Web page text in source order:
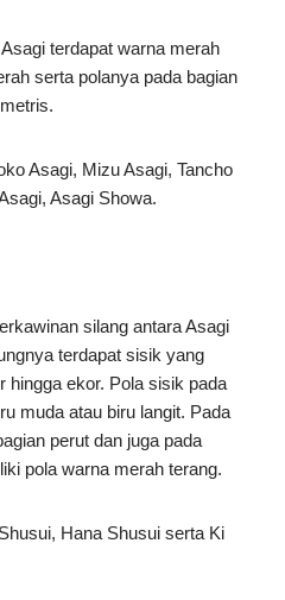
terdapat warna merah
serta polanya pada bagian
Asagi, Mizu Asagi, Tancho
Asagi Showa.
silang antara Asagi
terdapat sisik yang
hingga ekor. Pola sisik pada
muda atau biru langit. Pada
perut dan juga pada
pola warna merah terang.
Hana Shusui serta Ki